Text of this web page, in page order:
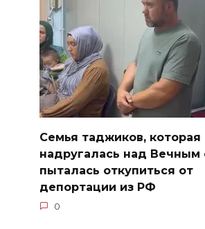
Семья таджиков, которая
надругалась над Вечным
пыталась откупиться от
депортации из РФ
0